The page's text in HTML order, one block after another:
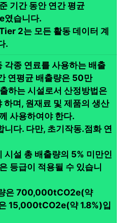
기간 동안 연간 평균
습니다.
2는 모든 활동 데이터 계
.
각종 연료를 사용하는 배출
연평균 배출량은 50만
하는 시설로서 산정방법은
며, 원재료 및 제품의 생산
사용하여야 한다.
다. 다만, 초기작동․점화 연
시설 총 배출량의 5% 미만인
등급이 적용될 수 있습니
은 700,000tCO2e(약
15,000tCO2e(약 1.8%)입